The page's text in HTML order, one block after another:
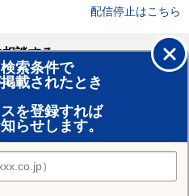
配信停止はこちら
索条件で
載されたとき
を登録すれば
らせします。
談する